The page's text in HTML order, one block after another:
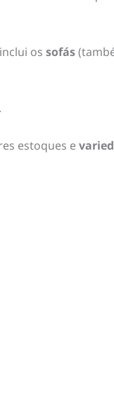
os sofás
estoques e